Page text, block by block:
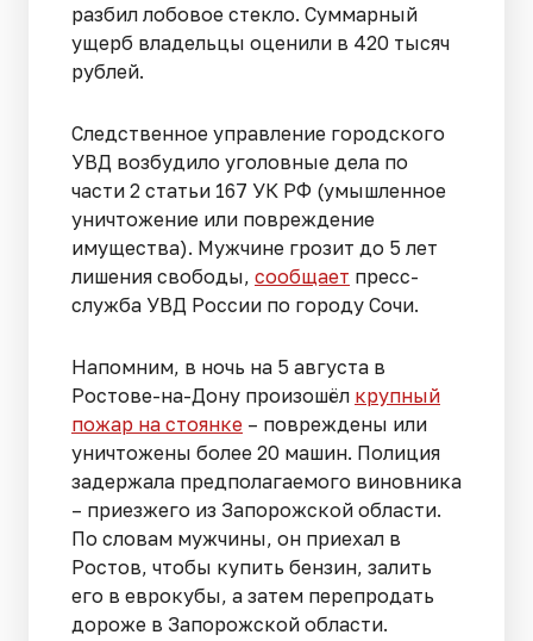
разбил лобовое стекло. Суммарный
ущерб владельцы оценили в 420 тысяч
рублей.
Следственное управление городского
УВД возбудило уголовные дела по
части 2 статьи 167 УК РФ (умышленное
уничтожение или повреждение
имущества). Мужчине грозит до 5 лет
лишения свободы, сообщает пресс-
служба УВД России по городу Сочи.
Напомним, в ночь на 5 августа в
Ростове-на-Дону произошёл крупный
пожар на стоянке – повреждены или
уничтожены более 20 машин. Полиция
задержала предполагаемого виновника
– приезжего из Запорожской области.
По словам мужчины, он приехал в
Ростов, чтобы купить бензин, залить
его в еврокубы, а затем перепродать
дороже в Запорожской области.